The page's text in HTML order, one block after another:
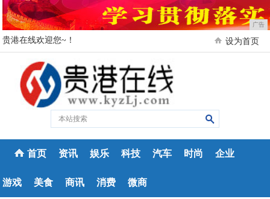
广告
贵港在线欢迎您~！ 设为首页
首页 资讯 娱乐 科技 汽车 时尚 企业
游戏 美食 商讯 消费 微商